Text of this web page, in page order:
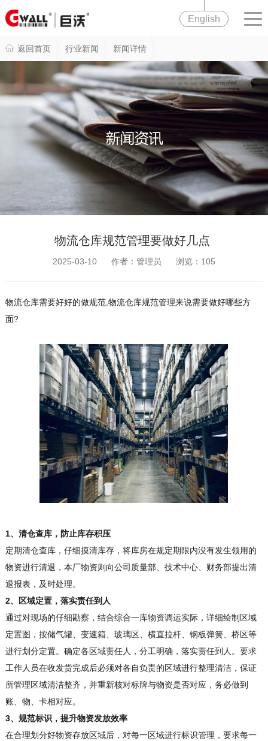
English
返回首页 行业新闻 新闻详情
物流仓库规范管理要做好几点
2025-03-10 作者：管理员 浏览： 105
物流仓库需要好好的做规范,物流仓库规范管理来说需要做好哪些方
面?
1、清仓查库，防止库存积压
定期清仓查库，仔细摸清库存，将库房在规定期限内没有发生领用的
物资进行清退，本厂物资则向公司质量部、技术中心、财务部提出清
退报表，及时处理。
2、区域定置，落实责任到人
通过对现场的仔细勘察，结合综合一库物资调运实际，详细绘制区域
定置图，按储气罐、变速箱、玻璃区、横直拉杆、钢板弹簧、桥区等
进行划分定置。确定各区域责任人，分工明确，落实责任到人。要求
工作人员在收发货完成后必须对各自负责的区域进行整理清洁，保证
所管理区域清洁整齐，并重新核对标牌与物资是否对应，务必做到
账、物、卡相对应。
3、规范标识，提升物资发放效率
在合理划分好物资存放区域后，对每一区域进行标识管理，要求每一